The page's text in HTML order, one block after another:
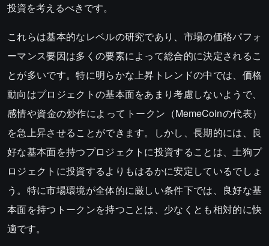
投資を考えるべきです。
これらは基本的なレベルの研究であり、市場の価格パフォ
ーマンス要因は多くの要素によって総合的に決定されるこ
とが多いです。特に明らかな上昇トレンドの中では、価格
動向はプロジェクトの基本面をあまり考慮しないようで、
感情や資金の炒作によってトークン（MemeCoinの代表）
を急上昇させることができます。しかし、長期的には、良
好な基本面を持つプロジェクトに投資することは、土狗プ
ロジェクトに投資するよりもはるかに安定しているでしょ
う。特に市場環境が全体的に厳しい条件下では、良好な基
本面を持つトークンを持つことは、少なくとも相対的に快
適です。